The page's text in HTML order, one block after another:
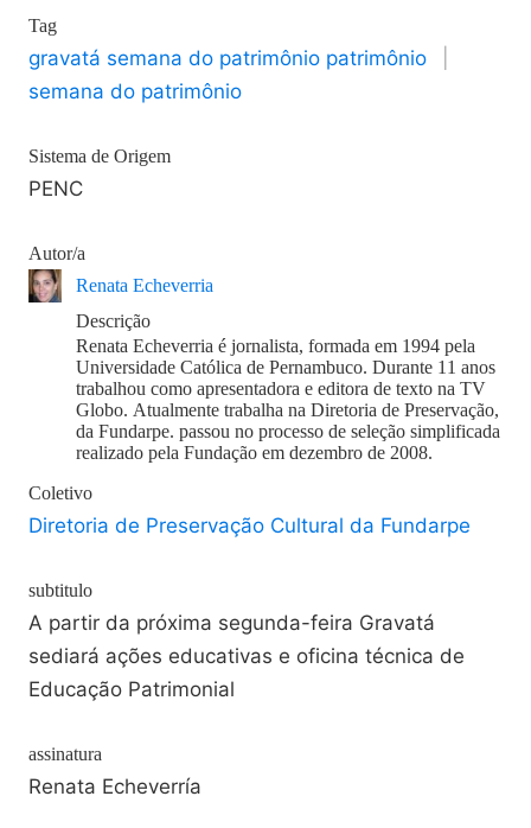
Tag
gravatá semana do patrimônio patrimônio
semana do patrimônio
Sistema de Origem
PENC
Autor/a
Renata Echeverria
Descrição
Renata Echeverria é jornalista, formada em 1994 pela
Universidade Católica de Pernambuco. Durante 11 anos
trabalhou como apresentadora e editora de texto na TV
Globo. Atualmente trabalha na Diretoria de Preservação,
da Fundarpe. passou no processo de seleção simplificada
realizado pela Fundação em dezembro de 2008.
Coletivo
Diretoria de Preservação Cultural da Fundarpe
subtitulo
A partir da próxima segunda-feira Gravatá
sediará ações educativas e oficina técnica de
Educação Patrimonial
assinatura
Renata Echeverría